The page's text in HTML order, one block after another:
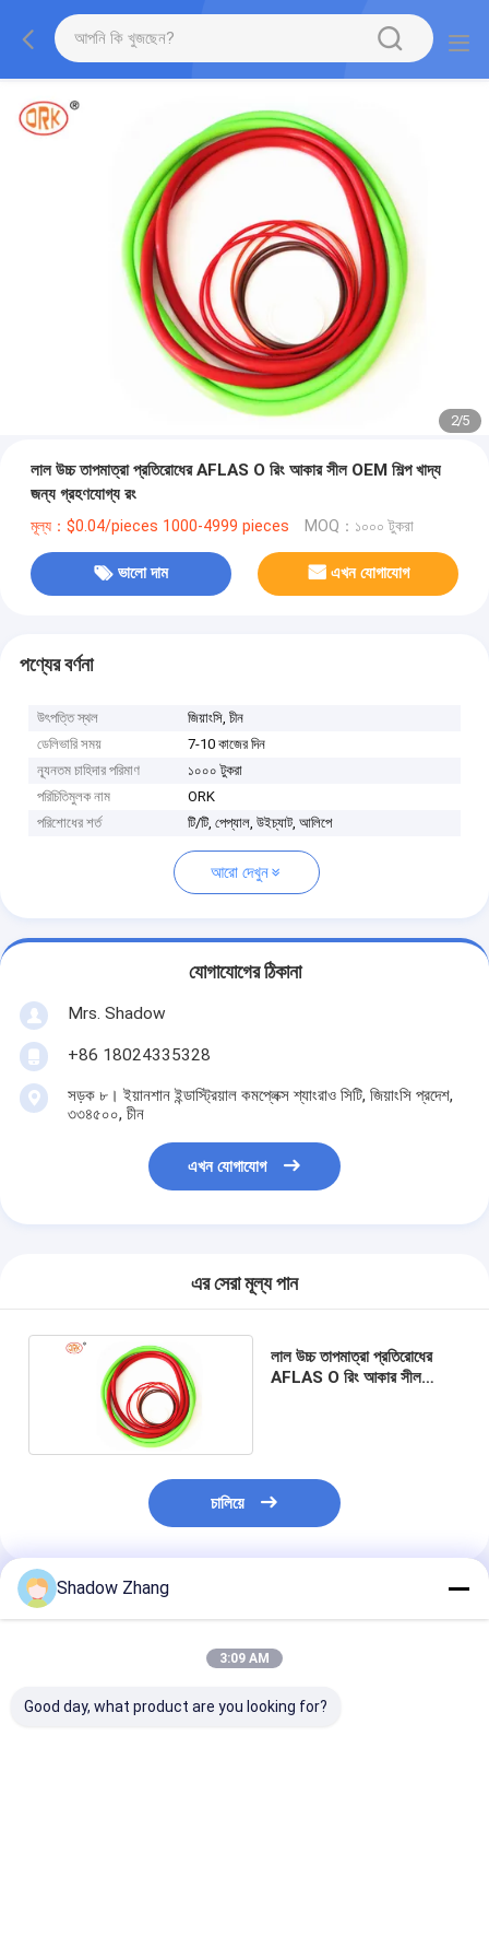
2/5
লাল উচ্চ তাপমাত্রা প্রতিরোধের AFLAS O রিং আকার সীল OEM শিল্প খাদ্য
জন্য গ্রহণযোগ্য রং
মূল্য：$0.04/pieces 1000-4999 pieces MOQ：১০০০ টুকরা
ভালো দাম এখন যোগাযোগ
পণ্যের বর্ণনা
উৎপত্তি স্থল
জিয়াংসি, চীন
ডেলিভারি সময়
7-10 কাজের দিন
ন্যূনতম চাহিদার পরিমাণ
১০০০ টুকরা
পরিচিতিমুলক নাম
ORK
পরিশোধের শর্ত
টি/টি, পেপ্যাল, উইচ্যাট, আলিপে
আরো দেখুন
যোগাযোগের ঠিকানা
Mrs. Shadow
+86 18024335328
সড়ক ৮। ইয়ানশান ইন্ডাস্ট্রিয়াল কমপ্লেক্স শ্যাংরাও সিটি, জিয়াংসি প্রদেশ,
৩৩৪৫০০, চীন
এখন যোগাযোগ
এর সেরা মূল্য পান
লাল উচ্চ তাপমাত্রা প্রতিরোধের
AFLAS O রিং আকার সীল
চালিয়ে
প্রস্তাবিত পণ্য
Shadow Zhang
3:09 AM
Good day, what product are you looking for?